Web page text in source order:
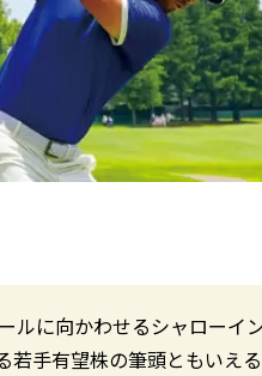
ルに向かわせるシャローイ
若手有望株の筆頭ともいえ